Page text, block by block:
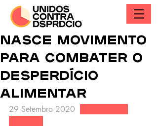
NASCE MOVIMENTO
PARA COMBATER O
DESPERDÍCIO
ALIMENTAR
29 Setembro 2020